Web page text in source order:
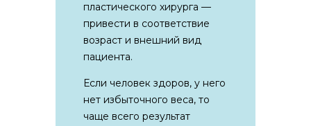
пластического хирурга —
привести в соответствие
возраст и внешний вид
пациента.
Если человек здоров, у него
нет избыточного веса, то
чаще всего результат